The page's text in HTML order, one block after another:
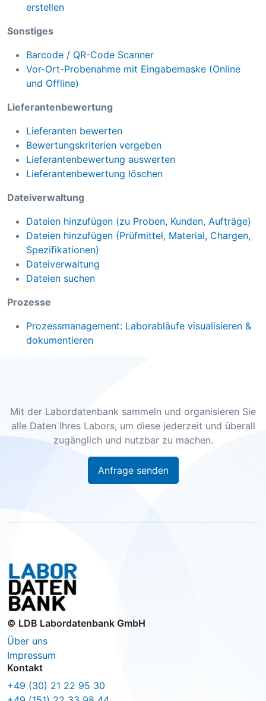
erstellen
Sonstiges
Barcode / QR-Code Scanner
Vor-Ort-Probenahme mit Eingabemaske (Online
und Offline)
Lieferantenbewertung
Lieferanten bewerten
Bewertungskriterien vergeben
Lieferantenbewertung auswerten
Lieferantenbewertung löschen
Dateiverwaltung
Dateien hinzufügen (zu Proben, Kunden, Aufträge)
Dateien hinzufügen (Prüfmittel, Material, Chargen,
Spezifikationen)
Dateiverwaltung
Dateien suchen
Prozesse
Prozessmanagement: Laborabläufe visualisieren &
dokumentieren
Mit der Labordatenbank sammeln und organisieren Sie
alle Daten Ihres Labors, um diese jederzeit und überall
zugänglich und nutzbar zu machen.
Anfrage senden
© LDB Labordatenbank GmbH
Über uns
Impressum
Kontakt
+49 (30) 21 22 95 30